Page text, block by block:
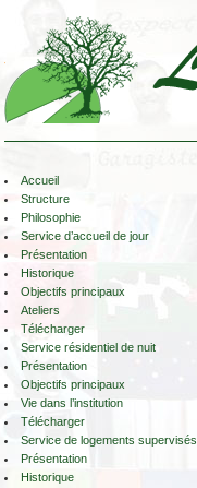
Accueil
Structure
Philosophie
Service d’accueil de jour
Présentation
Historique
Objectifs principaux
Ateliers
Télécharger
Service résidentiel de nuit
Présentation
Objectifs principaux
Vie dans l’institution
Télécharger
Service de logements supervisés
Présentation
Historique